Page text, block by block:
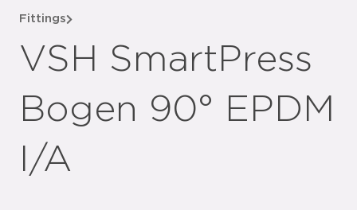
Fittings
VSH SmartPress
Bogen 90° EPDM
I/A